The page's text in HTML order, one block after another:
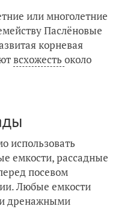
или многолетние
Паслёновые
корневая
всхожесть около
использовать
емкости, рассадные
посевом
Любые емкости
дренажными